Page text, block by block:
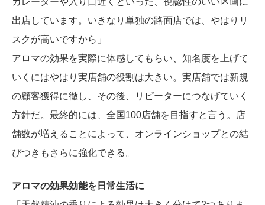
出店しています。いきなり単独の路面店では、やはりリ
スクが高いですから」
アロマの効果を実際に体感してもらい、知名度を上げて
いくにはやはり実店舗の役割は大きい。実店舗では新規
の顧客獲得に徹し、その後、リピーターにつなげていく
方針だ。最終的には、全国100店舗を目指すと言う。店
舗数が増えることによって、オンラインショップとの結
びつきもさらに強化できる。
アロマの効果効能を日常生活に